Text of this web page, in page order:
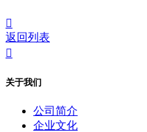

返回列表

关于我们
公司简介
企业文化